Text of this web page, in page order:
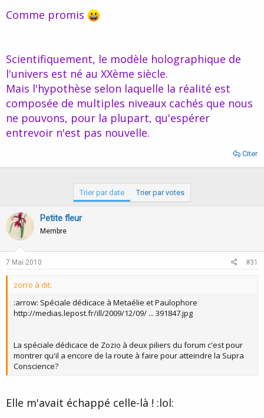
i
s
i
o
Comme promis
Scientifiquement, le modèle holographique de
l'univers est né au XXème siècle.
Mais l'hypothèse selon laquelle la réalité est
composée de multiples niveaux cachés que nous
ne pouvons, pour la plupart, qu'espérer
entrevoir n'est pas nouvelle.
Citer
Trier par date Trier par votes
Petite fleur
Membre
7 Mai 2010 #31
zorro à dit:
:arrow: Spéciale dédicace à Metaélie et Paulophore
http://medias.lepost.fr/ill/2009/12/09/ ... 391847.jpg
La spéciale dédicace de Zozio à deux piliers du forum c'est pour
montrer qu'il a encore de la route à faire pour atteindre la Supra
Conscience?
Elle m'avait échappé celle-là ! :lol: